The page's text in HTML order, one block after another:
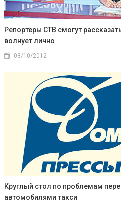
Репортеры СТВ смогут
волнует лично
08/10/2012
Круглый стол по проблемам
автомобилями такси